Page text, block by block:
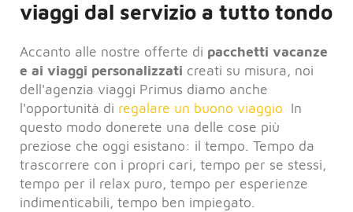
viaggi dal servizio a tutto tondo
Accanto alle nostre offerte di pacchetti vacanze
e ai viaggi personalizzati creati su misura, noi
dell'agenzia viaggi Primus diamo anche
l'opportunità di regalare un buono viaggio In
questo modo donerete una delle cose più
preziose che oggi esistano: il tempo. Tempo da
trascorrere con i propri cari, tempo per se stessi,
tempo per il relax puro, tempo per esperienze
indimenticabili, tempo ben impiegato.